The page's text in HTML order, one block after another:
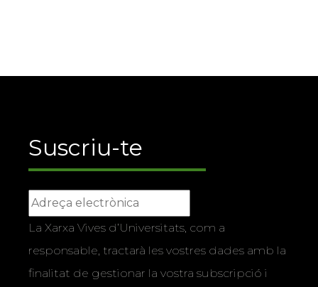
Suscriu-te
La Xarxa Vives d’Universitats, com a
responsable, tractarà les vostres dades amb la
finalitat de gestionar la vostra subscripció i